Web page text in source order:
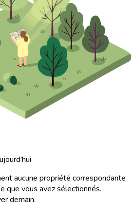
aucune propriété correspondante
que vous avez sélectionnés.
demain.